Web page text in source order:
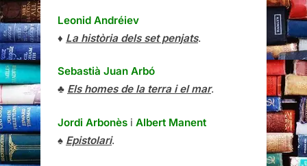
Leonid Andréiev
♦ La història dels set penjats.
Sebastià Juan Arbó
♣ Els homes de la terra i el mar.
Jordi Arbonès i Albert Manent
♠ Epistolari.